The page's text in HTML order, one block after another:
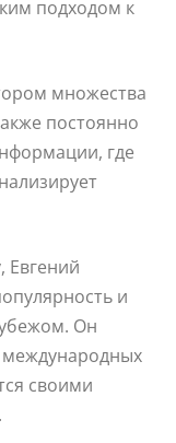
подходом к
множества
постоянно
где
Евгений
и
Он
международных
своими